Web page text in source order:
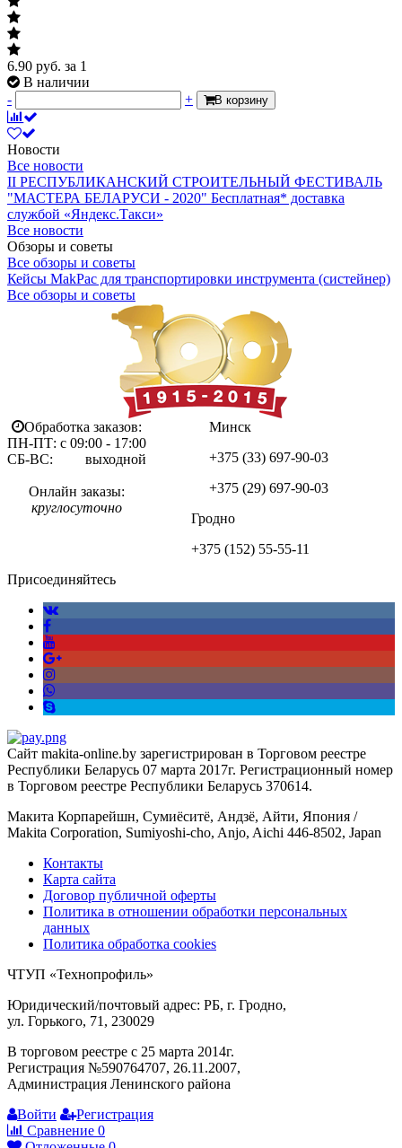
6.90 руб. за 1
В наличии
-
+ В корзину
Новости
Все новости
II РЕСПУБЛИКАНСКИЙ СТРОИТЕЛЬНЫЙ ФЕСТИВАЛЬ
"МАСТЕРА БЕЛАРУСИ - 2020" Бесплатная* доставка
службой «Яндекс.Такси»
Все новости
Обзоры и советы
Все обзоры и советы
Кейсы MakPac для транспортировки инструмента (систейнер)
Все обзоры и советы
Обработка заказов:
ПН-ПТ: с 09:00 - 17:00
СБ-ВС: выходной
Онлайн заказы:
круглосуточно
Минск
+375 (33) 697-90-03
+375 (29) 697-90-03
Гродно
+375 (152) 55-55-11
Присоединяйтесь
Сайт makita-online.by зарегистрирован в Торговом реестре
Республики Беларусь 07 марта 2017г. Регистрационный номер
в Торговом реестре Республики Беларусь 370614.
Макита Корпарейшн, Сумиёситё, Андзё, Айти, Япония /
Makita Corporation, Sumiyoshi-cho, Anjo, Aichi 446-8502, Japan
Контакты
Карта сайта
Договор публичной оферты
Политика в отношении обработки персональных
данных
Политика обработка cookies
ЧТУП «Технопрофиль»
Юридический/почтовый адрес: РБ, г. Гродно,
ул. Горького, 71, 230029
В торговом реестре с 25 марта 2014г.
Регистрация №590764707, 26.11.2007,
Администрация Ленинского района
Войти
Регистрация
Сравнение 0